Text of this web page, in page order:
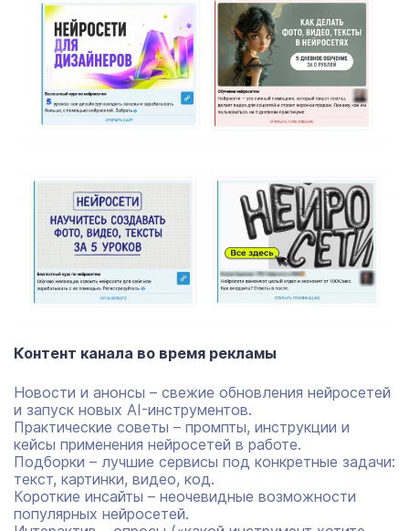
Контент канала во время рекламы
Новости и анонсы – свежие обновления нейросетей
и запуск новых AI-инструментов.
Практические советы – промпты, инструкции и
кейсы применения нейросетей в работе.
Подборки – лучшие сервисы под конкретные задачи:
текст, картинки, видео, код.
Короткие инсайты – неочевидные возможности
популярных нейросетей.